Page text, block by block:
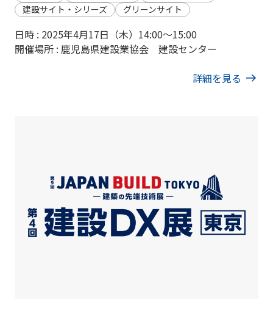
建設サイト・シリーズ
グリーンサイト
日時 : 2025年4月17日（木）14:00〜15:00
開催場所 : 鹿児島県建設業協会 建設センター
詳細を見る